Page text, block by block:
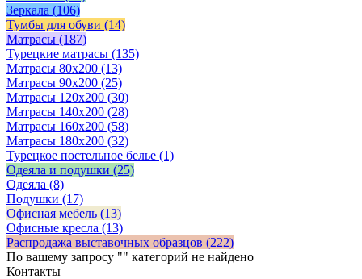
Зеркала (106)
Тумбы для обуви (14)
Матрасы (187)
Турецкие матрасы (135)
Матрасы 80x200 (13)
Матрасы 90х200 (25)
Матрасы 120х200 (30)
Матрасы 140х200 (28)
Матрасы 160х200 (58)
Матрасы 180х200 (32)
Турецкое постельное белье (1)
Одеяла и подушки (25)
Одеяла (8)
Подушки (17)
Офисная мебель (13)
Офисные кресла (13)
Распродажа выставочных образцов (222)
По вашему запросу "" категорий не найдено
Контакты